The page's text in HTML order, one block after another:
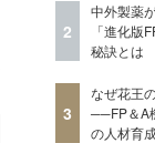
2
中外製薬
「進化
秘訣とは
3
なぜ花王
──FP＆A
の人材育